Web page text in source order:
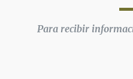
Para recibir